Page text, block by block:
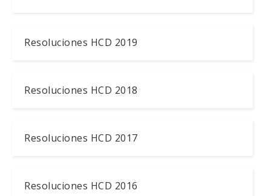
Resoluciones HCD 2019
Resoluciones HCD 2018
Resoluciones HCD 2017
Resoluciones HCD 2016